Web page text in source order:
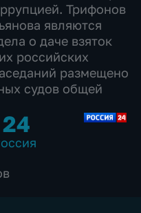
Трифонов
являются
о даче взяток
российских
размещено
судов общей